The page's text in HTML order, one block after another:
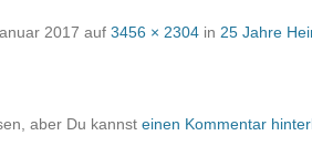
2017 auf 3456 × 2304 in 25 Jahre
aber Du kannst einen Kommentar